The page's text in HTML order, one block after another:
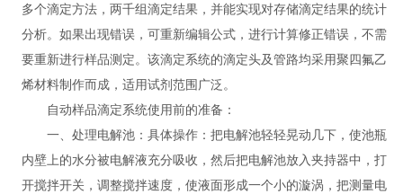
多个滴定方法，两千组滴定结果，并能实现对存储滴定结果的统计
分析。如果出现错误，可重新编辑公式，进行计算修正错误，不需
要重新进行样品测定。该滴定系统的滴定头及管路均采用聚四氟乙
烯材料制作而成，适用试剂范围广泛。
自动样品滴定系统使用前的准备：
一、处理电解池：具体操作：把电解池轻轻晃动几下，使池瓶
内壁上的水分被电解液充分吸收，然后把电解池放入夹持器中，打
开搅拌开关，调整搅拌速度，使液面形成一个小的漩涡，把测量电